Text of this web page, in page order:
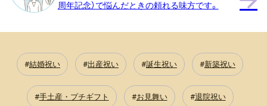
周年記念）で悩んだときの頼れる味方です。
結婚祝い 出産祝い 誕生祝い 新築祝い
手土産・プチギフト お見舞い 退院祝い